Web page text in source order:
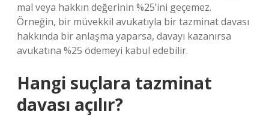
mal veya hakkın değerinin %25’ini geçemez.
Örneğin, bir müvekkil avukatıyla bir tazminat davası
hakkında bir anlaşma yaparsa, davayı kazanırsa
avukatına %25 ödemeyi kabul edebilir.
Hangi suçlara tazminat
davası açılır?